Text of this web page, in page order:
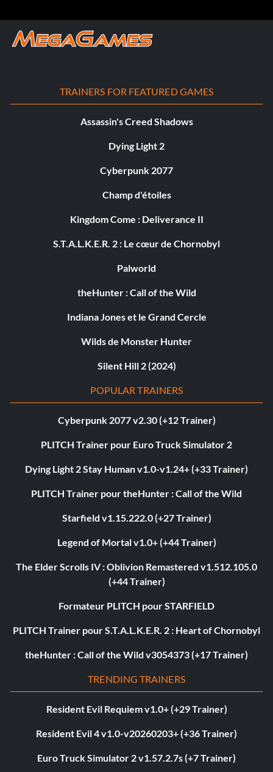
TRAINERS FOR FEATURED GAMES
Assassin's Creed Shadows
Dying Light 2
Cyberpunk 2077
Champ d'étoiles
Kingdom Come : Deliverance II
S.T.A.L.K.E.R. 2 : Le cœur de Chornobyl
Palworld
theHunter : Call of the Wild
Indiana Jones et le Grand Cercle
Wilds de Monster Hunter
Silent Hill 2 (2024)
POPULAR TRAINERS
Cyberpunk 2077 v2.30 (+12 Trainer)
PLITCH Trainer pour Euro Truck Simulator 2
Dying Light 2 Stay Human v1.0-v1.24+ (+33 Trainer)
PLITCH Trainer pour theHunter : Call of the Wild
Starfield v1.15.222.0 (+27 Trainer)
Legend of Mortal v1.0+ (+44 Trainer)
The Elder Scrolls IV : Oblivion Remastered v1.512.105.0
(+44 Trainer)
Formateur PLITCH pour STARFIELD
PLITCH Trainer pour S.T.A.L.K.E.R. 2 : Heart of Chornobyl
theHunter : Call of the Wild v3054373 (+17 Trainer)
TRENDING TRAINERS
Resident Evil Requiem v1.0+ (+29 Trainer)
Resident Evil 4 v1.0-v20260203+ (+36 Trainer)
Euro Truck Simulator 2 v1.57.2.7s (+7 Trainer)